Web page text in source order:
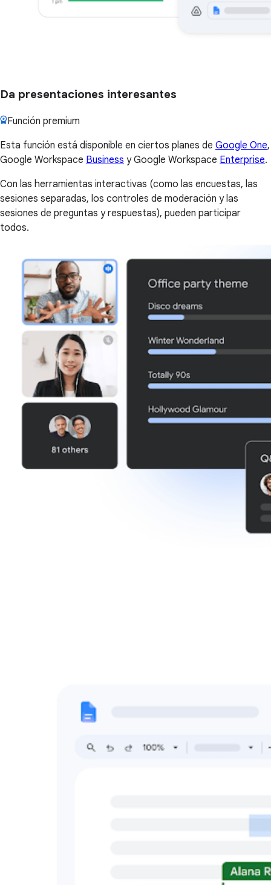
Da presentaciones interesantes
Función premium
Esta función está disponible en ciertos planes de Google One,
Google Workspace Business y Google Workspace Enterprise.
Con las herramientas interactivas (como las encuestas, las
sesiones separadas, los controles de moderación y las
sesiones de preguntas y respuestas), pueden participar
todos.